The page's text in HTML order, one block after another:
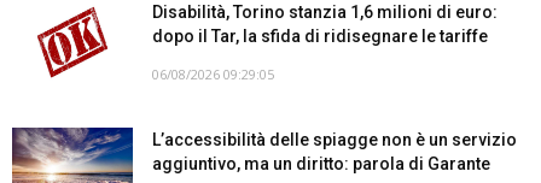
Disabilità, Torino stanzia 1,6 milioni di euro:
dopo il Tar, la sfida di ridisegnare le tariffe
06/08/2026 09:29:05
L’accessibilità delle spiagge non è un servizio
aggiuntivo, ma un diritto: parola di Garante